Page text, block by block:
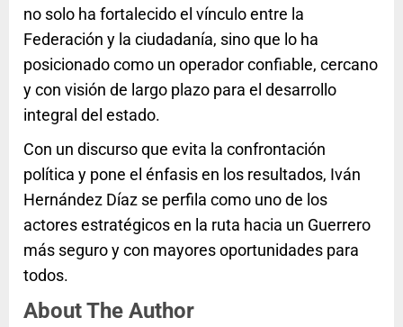
no solo ha fortalecido el vínculo entre la
Federación y la ciudadanía, sino que lo ha
posicionado como un operador confiable, cercano
y con visión de largo plazo para el desarrollo
integral del estado.
Con un discurso que evita la confrontación
política y pone el énfasis en los resultados, Iván
Hernández Díaz se perfila como uno de los
actores estratégicos en la ruta hacia un Guerrero
más seguro y con mayores oportunidades para
todos.
About The Author